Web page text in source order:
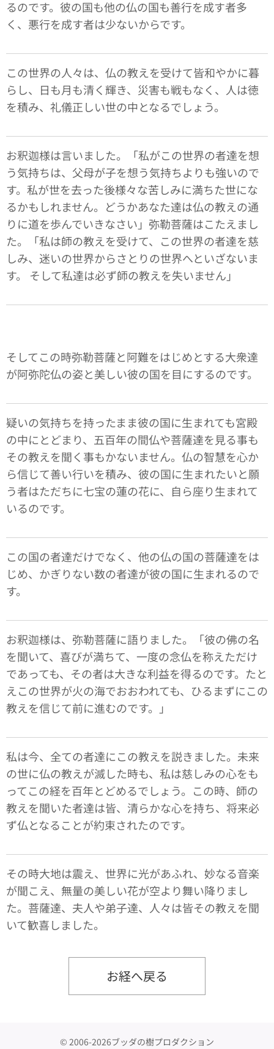
るのです。彼の国も他の仏の国も善行を成す者多
く、悪行を成す者は少ないからです。
この世界の人々は、仏の教えを受けて皆和やかに暮
らし、日も月も清く輝き、災害も戦もなく、人は徳
を積み、礼儀正しい世の中となるでしょう。
お釈迦様は言いました。「私がこの世界の者達を想
う気持ちは、父母が子を想う気持ちよりも強いので
す。私が世を去った後様々な苦しみに満ちた世にな
るかもしれません。どうかあなた達は仏の教えの通
りに道を歩んでいきなさい」弥勒菩薩はこたえまし
た。「私は師の教えを受けて、この世界の者達を慈
しみ、迷いの世界からさとりの世界へといざないま
す。 そして私達は必ず師の教えを失いません」
そしてこの時弥勒菩薩と阿難をはじめとする大衆達
が阿弥陀仏の姿と美しい彼の国を目にするのです。
疑いの気持ちを持ったまま彼の国に生まれても宮殿
の中にとどまり、五百年の間仏や菩薩達を見る事も
その教えを聞く事もかないません。仏の智慧を心か
ら信じて善い行いを積み、彼の国に生まれたいと願
う者はただちに七宝の蓮の花に、自ら座り生まれて
いるのです。
この国の者達だけでなく、他の仏の国の菩薩達をは
じめ、かぎりない数の者達が彼の国に生まれるので
す。
お釈迦様は、弥勒菩薩に語りました。「彼の佛の名
を聞いて、喜びが満ちて、一度の念仏を称えただけ
であっても、その者は大きな利益を得るのです。たと
えこの世界が火の海でおおわれても、ひるまずにこの
教えを信じて前に進むのです。」
私は今、全ての者達にこの教えを説きました。未来
の世に仏の教えが滅した時も、私は慈しみの心をも
ってこの経を百年とどめるでしょう。この時、師の
教えを聞いた者達は皆、清らかな心を持ち、将来必
ず仏となることが約束されたのです。
その時大地は震え、世界に光があふれ、妙なる音楽
が聞こえ、無量の美しい花が空より舞い降りまし
た。菩薩達、夫人や弟子達、人々は皆その教えを聞
いて歓喜しました。
お経へ戻る
© 2006-2026ブッダの樹プロダクション